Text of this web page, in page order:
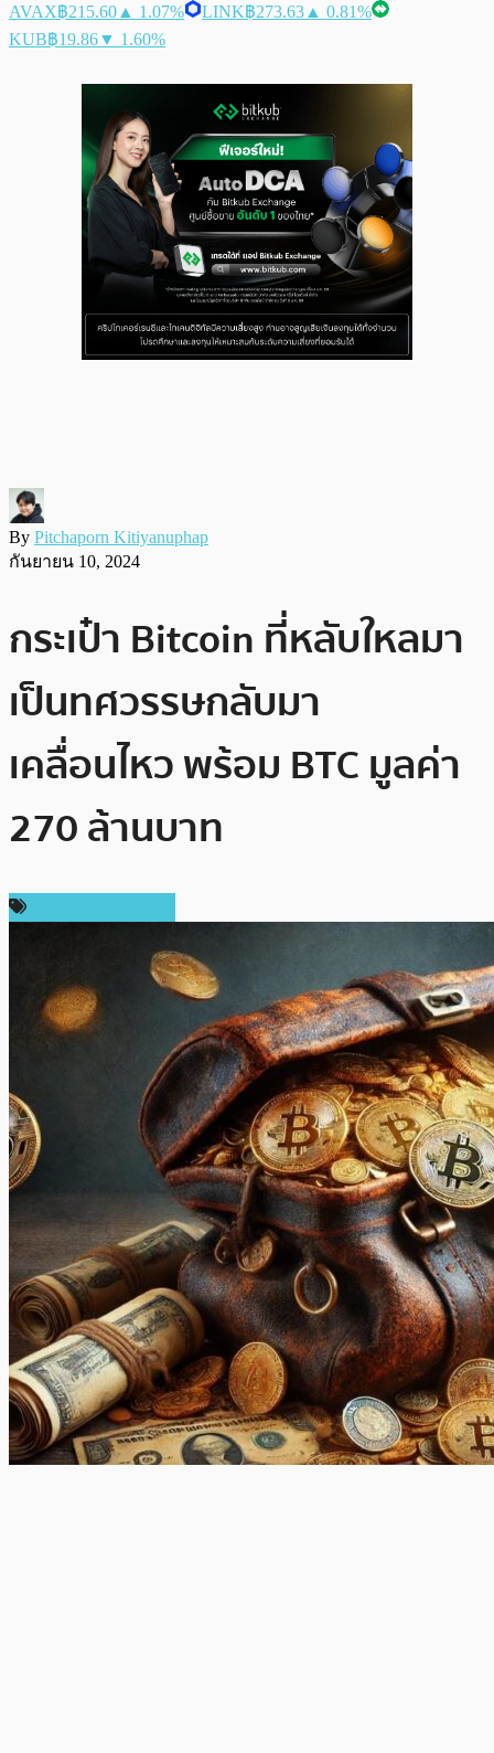
AVAX฿215.60 ▲ 1.07% LINK฿273.63 ▲ 0.81%
KUB฿19.86▼ 1.60%
By Pitchaporn Kitiyanuphap
กันยายน 10, 2024
กระเป๋า Bitcoin ที่หลับใหลมา
เป็นทศวรรษกลับมา
เคลื่อนไหว พร้อม BTC มูลค่า
270 ล้านบาท